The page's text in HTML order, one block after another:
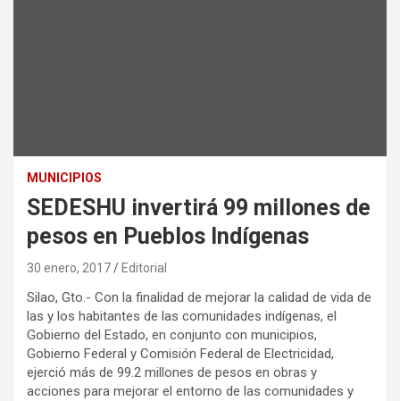
MUNICIPIOS
SEDESHU invertirá 99 millones de
pesos en Pueblos Indígenas
30 enero, 2017 Editorial
Silao, Gto.- Con la finalidad de mejorar la calidad de vida de
las y los habitantes de las comunidades indígenas, el
Gobierno del Estado, en conjunto con municipios,
Gobierno Federal y Comisión Federal de Electricidad,
ejerció más de 99.2 millones de pesos en obras y
acciones para mejorar el entorno de las comunidades y